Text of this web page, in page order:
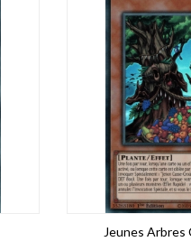
Jeunes Arbres